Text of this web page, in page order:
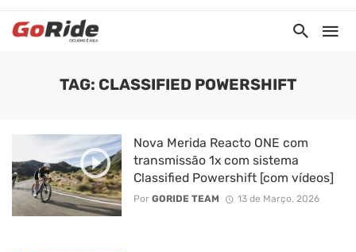
TAG: CLASSIFIED POWERSHIFT
Nova Merida Reacto ONE com
transmissão 1x com sistema
Classified Powershift [com vídeos]
Por GORIDE TEAM 13 de Março, 2026